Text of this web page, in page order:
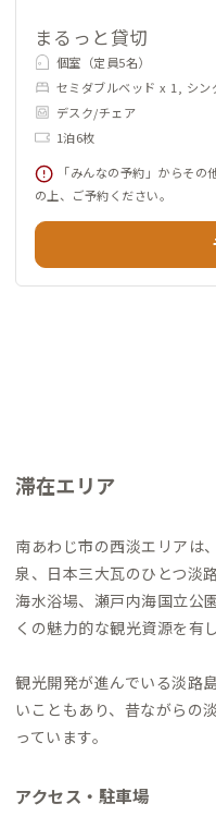
まるっと貸切
個室（定員5名）
セミダブルベッド x 1, シン
デスク/チェア
1泊6枚
「みんなの予約」からそ
の上、ご予約ください。
滞在エリア
南あわじ市の西淡エリアは
泉、日本三大瓦のひとつ淡
海水浴場、瀬戸内海国立公
くの魅力的な観光資源を有
観光開発が進んでいる淡路
いこともあり、昔ながらの
っています。
アクセス・駐車場